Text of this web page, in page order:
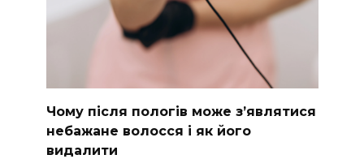
Чому після пологів може з’являтися
небажане волосся і як його
видалити